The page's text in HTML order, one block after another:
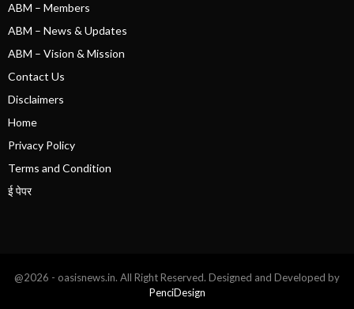
ABM – Members
ABM – News & Updates
ABM – Vision & Mission
Contact Us
Disclaimers
Home
Privacy Policy
Terms and Condition
ई पेपर
@2026 - oasisnews.in. All Right Reserved. Designed and Developed by
PenciDesign